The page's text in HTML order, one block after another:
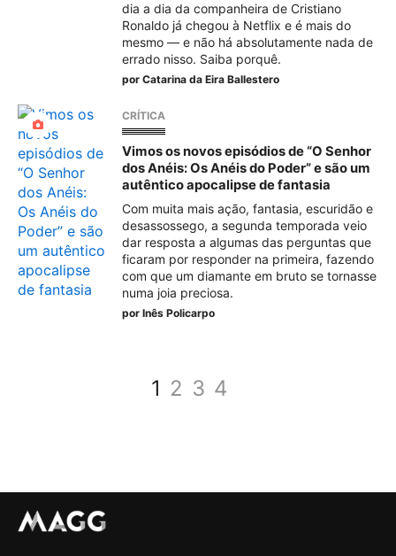
dia a dia da companheira de Cristiano
Ronaldo já chegou à Netflix e é mais do
mesmo — e não há absolutamente nada de
errado nisso. Saiba porquê.
por Catarina da Eira Ballestero
CRÍTICA
Vimos os novos episódios de “O Senhor
dos Anéis: Os Anéis do Poder” e são um
autêntico apocalipse de fantasia
Com muita mais ação, fantasia, escuridão e
desassossego, a segunda temporada veio
dar resposta a algumas das perguntas que
ficaram por responder na primeira, fazendo
com que um diamante em bruto se tornasse
numa joia preciosa.
por Inês Policarpo
1 2 3 4